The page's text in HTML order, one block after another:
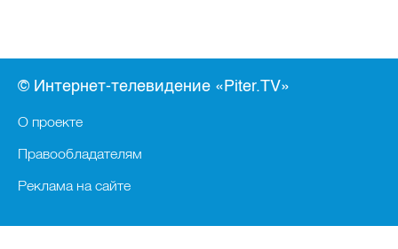
© Интернет-телевидение «Piter.TV»
О проекте
Правообладателям
Реклама на сайте